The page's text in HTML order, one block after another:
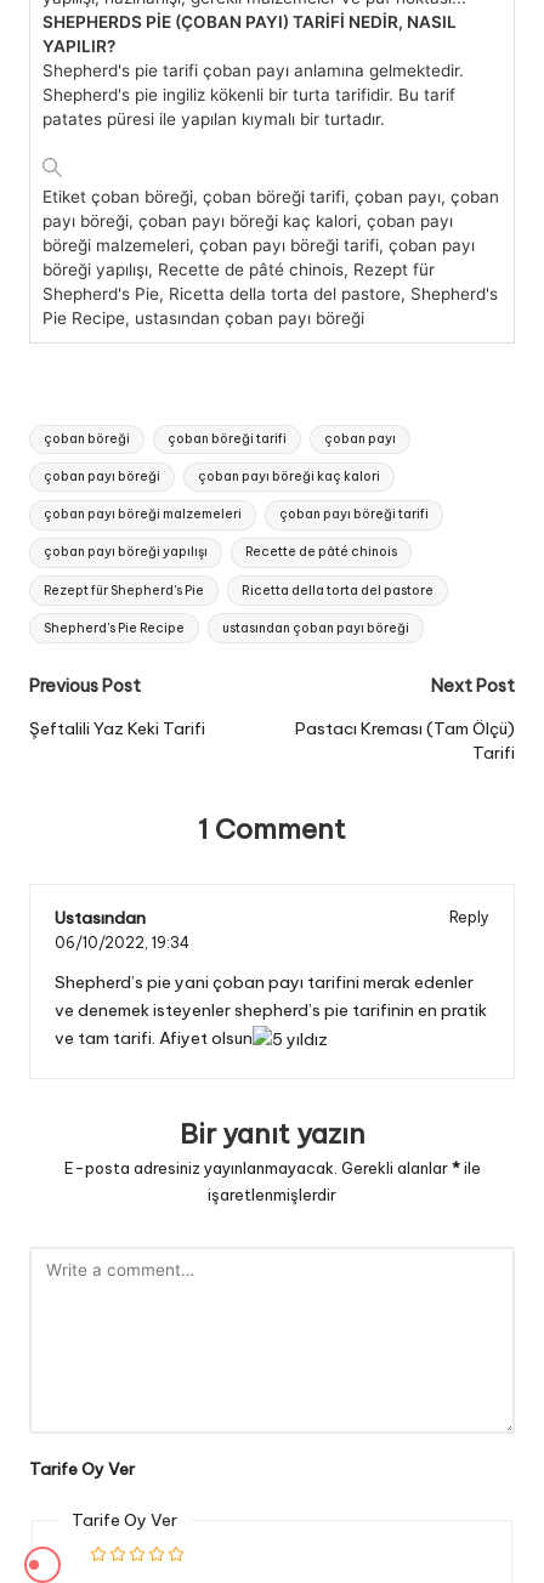
SHEPHERDS PİE (ÇOBAN PAYI) TARİFİ NEDİR, NASIL
YAPILIR?
Shepherd's pie tarifi çoban payı anlamına gelmektedir.
Shepherd's pie ingiliz kökenli bir turta tarifidir. Bu tarif
patates püresi ile yapılan kıymalı bir turtadır.
Etiket çoban böreği, çoban böreği tarifi, çoban payı, çoban
payı böreği, çoban payı böreği kaç kalori, çoban payı
böreği malzemeleri, çoban payı böreği tarifi, çoban payı
böreği yapılışı, Recette de pâté chinois, Rezept für
Shepherd's Pie, Ricetta della torta del pastore, Shepherd's
Pie Recipe, ustasından çoban payı böreği
Tags:
çoban böreği çoban böreği tarifi çoban payı
çoban payı böreği çoban payı böreği kaç kalori
çoban payı böreği malzemeleri çoban payı böreği tarifi
çoban payı böreği yapılışı Recette de pâté chinois
Rezept für Shepherd's Pie Ricetta della torta del pastore
Shepherd's Pie Recipe ustasından çoban payı böreği
Post
navigation
Previous Post
Şeftalili Yaz Keki Tarifi
Next Post
Pastacı Kreması (Tam Ölçü)
Tarifi
1 Comment
Ustasından
Reply
06/10/2022, 19:34
Shepherd’s pie yani çoban payı tarifini merak edenler
ve denemek isteyenler shepherd’s pie tarifinin en pratik
ve tam tarifi. Afiyet olsun
Bir yanıt yazın
E-posta adresiniz yayınlanmayacak. Gerekli alanlar*ile
işaretlenmişlerdir
Tarife Oy Ver
Tarife Oy Ver